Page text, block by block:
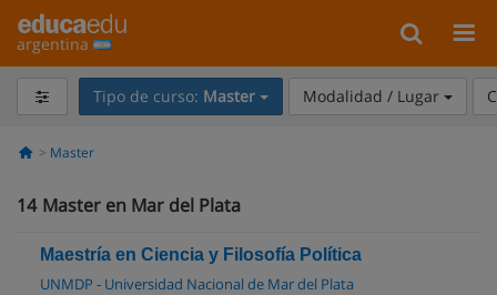
argentina
Tipo de curso: Master Modalidad / Lugar
Master
14 Master en Mar del Plata
Maestría en Ciencia y Filosofía Política
UNMDP - Universidad Nacional de Mar del Plata